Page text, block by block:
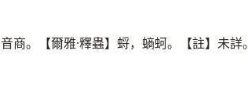
音商。【爾雅·釋蟲】蛶，螪蚵。【註】未詳。